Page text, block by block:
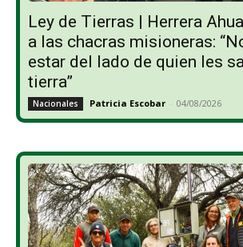
Ley de Tierras | Herrera
a las chacras misioneras:
estar del lado de quien les
tierra”
Nacionales Patricia Escobar - 04/08/2026